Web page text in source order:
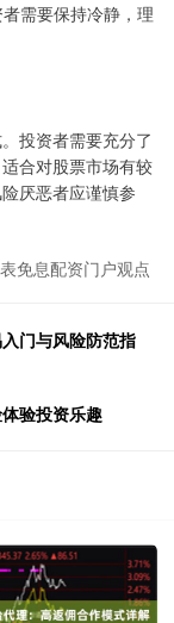
需要保持冷静，理
投资者需要充分了
合对股票市场有较
厌恶者应谨慎参
免息配资门户观点
门与风险防范指
验投资乐趣